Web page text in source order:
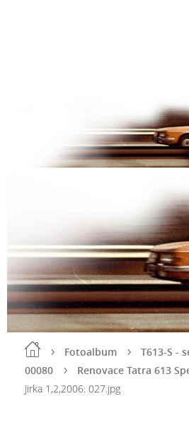
Fotoalbum T613-S -
00080
Renovace Tatra 613
Jirka 1,2,2006. 027.jpg